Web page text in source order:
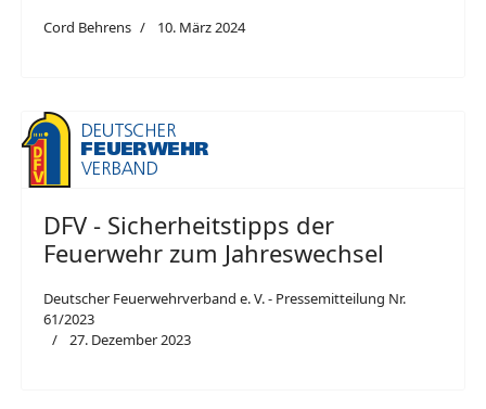
Cord Behrens 10. März 2024
DFV - Sicherheitstipps der
Feuerwehr zum Jahreswechsel
Deutscher Feuerwehrverband e. V. - Pressemitteilung Nr.
61/2023
27. Dezember 2023